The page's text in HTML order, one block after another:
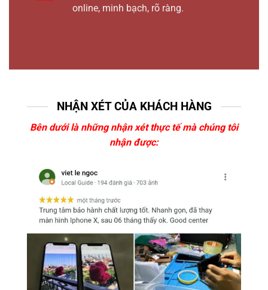
online, minh bạch, rõ ràng.
NHẬN XÉT CỦA KHÁCH HÀNG
Bên dưới là những nhận xét thực tế mà chúng tôi
nhận được: